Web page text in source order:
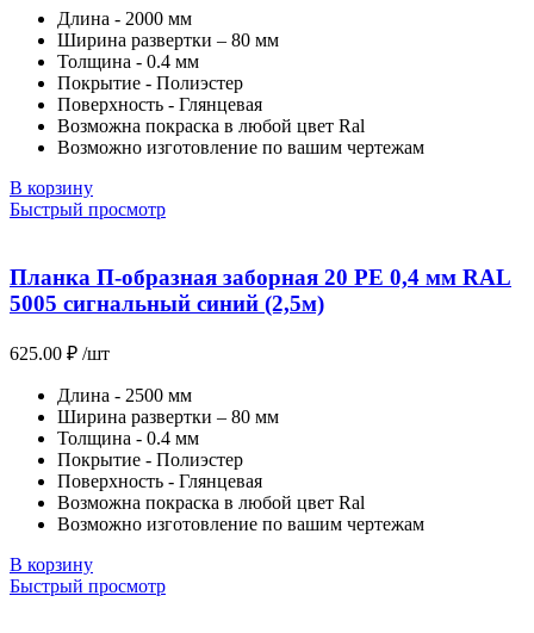
Длина - 2000 мм
Ширина развертки – 80 мм
Толщина - 0.4 мм
Покрытие - Полиэстер
Поверхность - Глянцевая
Возможна покраска в любой цвет Ral
Возможно изготовление по вашим чертежам
В корзину
Быстрый просмотр
Планка П-образная заборная 20 PE 0,4 мм RAL
5005 сигнальный синий (2,5м)
625.00 ₽ /шт
Длина - 2500 мм
Ширина развертки – 80 мм
Толщина - 0.4 мм
Покрытие - Полиэстер
Поверхность - Глянцевая
Возможна покраска в любой цвет Ral
Возможно изготовление по вашим чертежам
В корзину
Быстрый просмотр